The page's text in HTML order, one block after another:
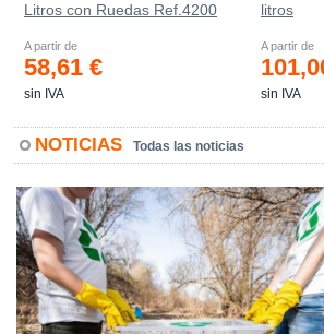
Litros con Ruedas Ref.4200
A partir de
58,61 €
sin IVA
litros
A partir de
sin IVA
NOTICIAS Todas las noticias